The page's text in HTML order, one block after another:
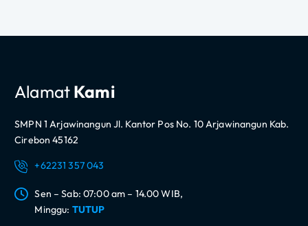
AlamatKami
SMPN 1 Arjawinangun Jl. Kantor Pos No. 10 Arjawinangun Kab.
Cirebon 45162
+62231 357 043
Sen – Sab: 07:00 am – 14.00 WIB,
Minggu: TUTUP